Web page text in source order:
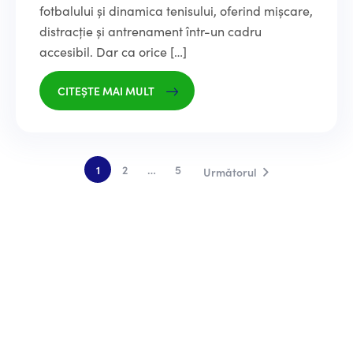
fotbalului și dinamica tenisului, oferind mișcare,
distracție și antrenament într-un cadru
accesibil. Dar ca orice […]
CITEȘTE MAI MULT
1 2 … 5 Următorul